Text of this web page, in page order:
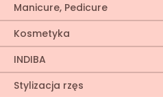
Manicure, Pedicure
Kosmetyka
INDIBA
Stylizacja rzęs